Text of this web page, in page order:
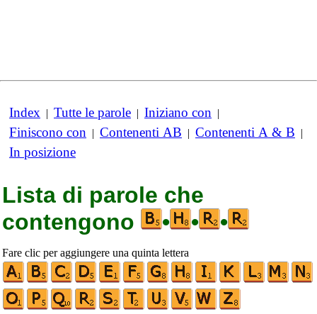
Index | Tutte le parole | Iniziano con |
Finiscono con | Contenenti AB | Contenenti A & B |
In posizione
Lista di parole che
contengono
• • •
Fare clic per aggiungere una quinta lettera